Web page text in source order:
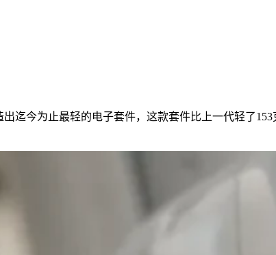
迄今为止最轻的电子套件，这款套件比上一代轻了